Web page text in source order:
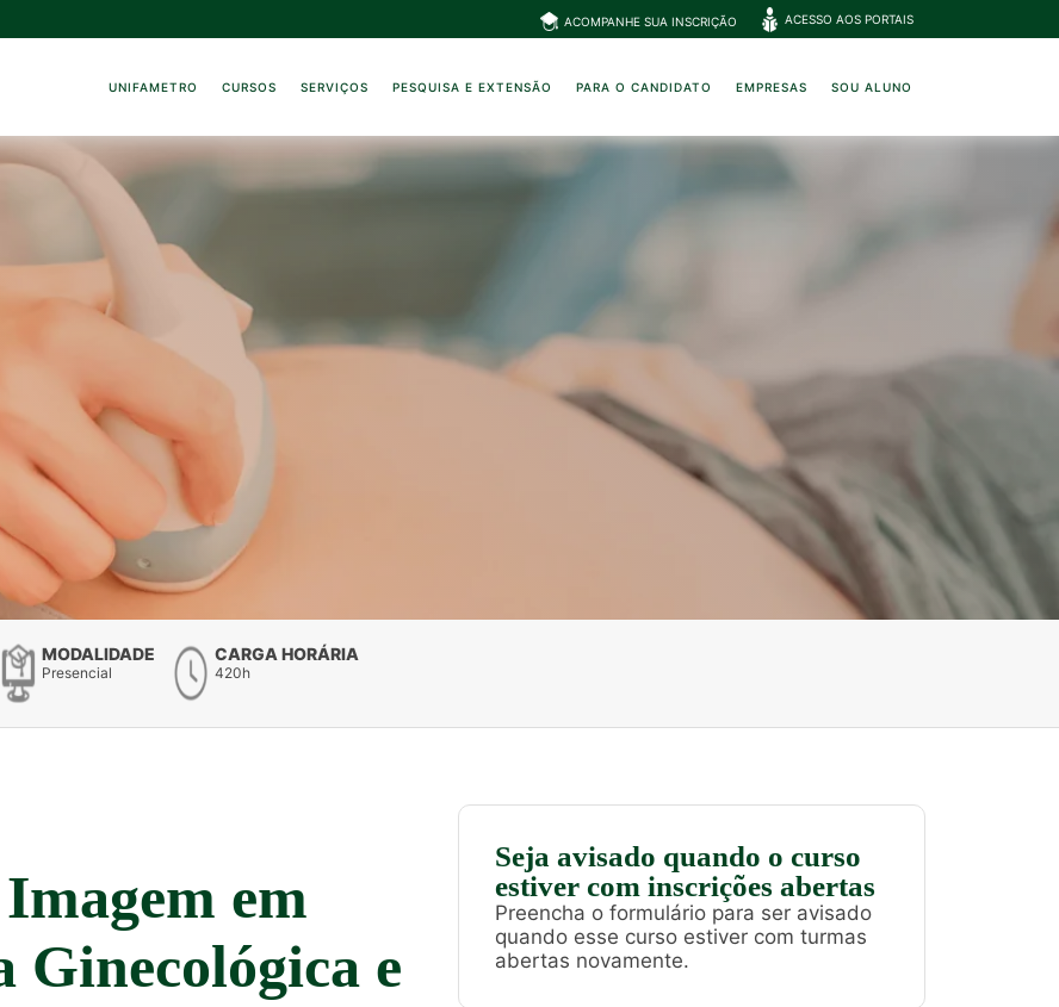
ACOMPANHE SUA INSCRIÇÃO ACESSO AOS PORTAIS
UNIFAMETRO CURSOS SERVIÇOS PESQUISA E EXTENSÃO PARA O CANDIDATO EMPRESAS SOU ALUNO
MODALIDADE
Presencial
CARGA HORÁRIA
420h
em
Ginecológica e
Seja avisado quando o curso
estiver com inscrições abertas
Preencha o formulário para ser avisado
quando esse curso estiver com turmas
abertas novamente.